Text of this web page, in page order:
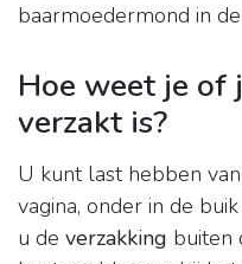
baarmoedermond in de
Hoe weet je of
verzakt is?
U kunt last hebben
vagina, onder in de
u de verzakking buiten